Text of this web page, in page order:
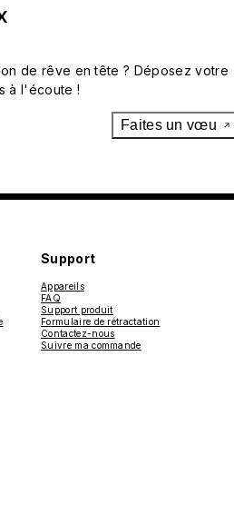
de rêve en tête ? Déposez votre
à l'écoute !
Faites un vœu
Support
Appareils
FAQ
Support produit
Formulaire de rétractation
Contactez-nous
Suivre ma commande